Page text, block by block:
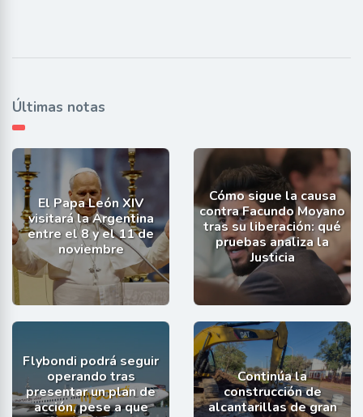
Últimas notas
El Papa León XIV
visitará la Argentina
entre el 8 y el 11 de
noviembre
Cómo sigue la causa
contra Facundo Moyano
tras su liberación: qué
pruebas analiza la
Justicia
Flybondi podrá seguir
operando tras
presentar un plan de
acción, pese a que
Continúa la
construcción de
alcantarillas de gran